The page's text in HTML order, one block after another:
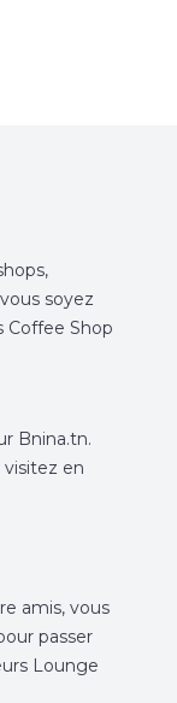
soyez
Coffee Shop
Bnina.tn.
en
amis, vous
passer
Lounge